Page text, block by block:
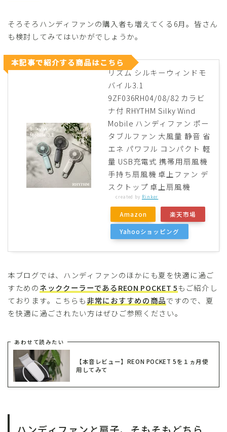
そろそろハンディファンの購入者も増えてくる6月。皆さん
も検討してみてはいかがでしょうか。
リズム シルキーウィンドモ
バイル3.1
9ZF036RH04/08/82 カラビ
ナ付 RHYTHM Silky Wind
Mobile ハンディファン ポー
タブルファン 大風量 静音 省
エネ パワフル コンパクト 軽
量 USB充電式 携帯用扇風機
手持ち扇風機 卓上ファン デ
スクトップ 卓上扇風機
created by Rinker
Amazon 楽天市場
Yahooショッピング
本記事で紹介する商品はこちら
本ブログでは、ハンディファンのほかにも夏を快適に過ご
すためのネッククーラーであるREON POCKET 5もご紹介し
ております。こちらも非常におすすめの商品ですので、夏
を快適に過ごされたい方はぜひご参照ください。
あわせて読みたい
【本音レビュー】REON POCKET 5を１ヵ月使
用してみて
ハンディファンと扇子、そもそもどちら